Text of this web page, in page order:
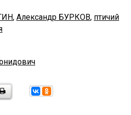
, Александр БУРКОВ, птичий